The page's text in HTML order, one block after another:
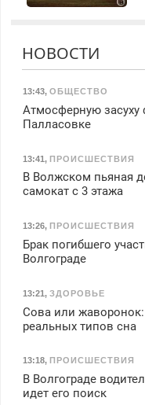
НОВОСТИ
13:43, ОБЩЕСТВО
Атмосферную засуху
Палласовке
13:41, ПРОИСШЕСТВИЯ
В Волжском пьяная
самокат с 3 этажа
13:26, ПРОИСШЕСТВИЯ
Брак погибшего
Волгограде
13:21, ЗДОРОВЬЕ
Сова или
реальных типов сна
13:18, ПРОИСШЕСТВИЯ
В Волгограде
идет его поиск